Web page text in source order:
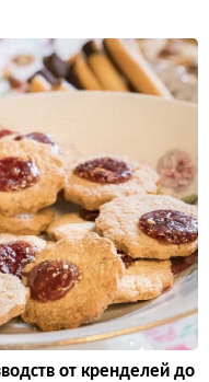
от кренделей до